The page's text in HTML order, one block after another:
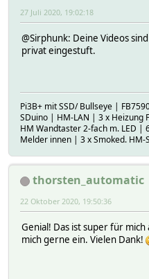
27 Juli 2020, 19:02:18
@Sirphunk: Deine Videos
privat eingestuft.
Pi3B+ mit SSD/ Bullseye |
SDuino | HM-LAN | 3 x Heizung
HM Wandtaster 2-fach m. LED |
Melder innen | 3 x Smoked. HM-
thorsten_automatic
22 Oktober 2020, 19:50:36
Genial! Das ist super für
mich gerne ein. Vielen Dank!